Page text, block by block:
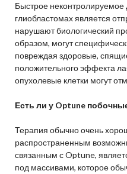
Быстрое неконтролируемое
глиобластомах является
нарушают биологический
образом, могут
повреждая здоровые,
положительного эффекта
опухолевые клетки могут
Есть ли у Optune
Терапия обычно очень
распространенным
связанным с Optune,
под массивами, которое